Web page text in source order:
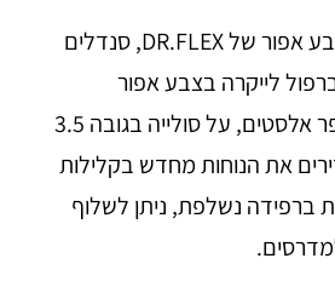
סנדלי Liverpool בצבע אפור של DR.FLEX, סנדלים
לייקרה בצבע אפור
בטקסטורת פסים, סופר אלסטים, על סולייה בגובה 3.5
את הנוחות מחדש בקלילות
ברפידה נשלפת, ניתן לשלוף